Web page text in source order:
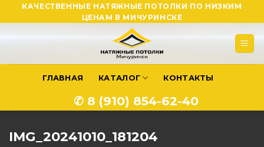
to
КАЧЕСТВЕННЫЕ НАТЯЖНЫЕ ПОТОЛКИ ПО НИЗКИМ
ЦЕНАМ В МИЧУРИНСКЕ
ГЛАВНАЯ КАТАЛОГ КОНТАКТЫ
✆ 8 (910) 854-62-40
IMG_20241010_181204